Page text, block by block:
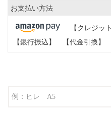
お支払い方法
【クレジッ
【銀行振込】
【代金引換】